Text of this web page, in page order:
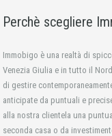
Perchè scegliere
Immobigo è una realtà di
Venezia Giulia e in tutto il
di gestire
anticipate da puntuali e
alla nostra clientela una
seconda casa o da